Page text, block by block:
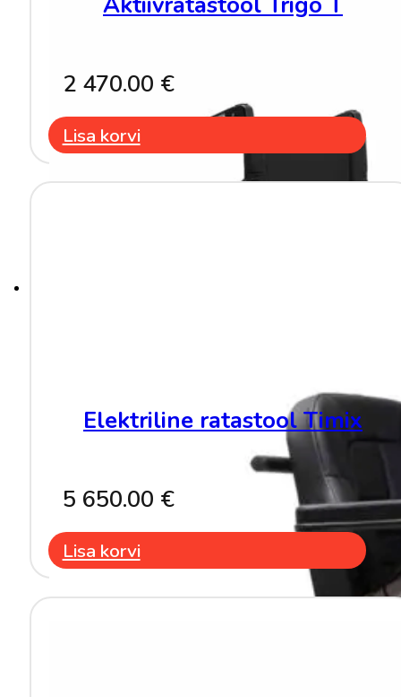
2 470.00 €
Lisa korvi
Elektriline ratastool Timix
5 650.00 €
Lisa korvi